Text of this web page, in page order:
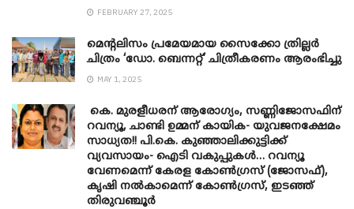
FEBRUARY 27, 2025
മെന്‍റലിസം പ്രമേയമായ സൈക്കോ ത്രില്ലർ
ചിത്രം ‘ഡോ. ബെന്നറ്റ്’ ചിത്രീകരണം ആരംഭിച്ചു
MAY 1, 2025
കെ. മുരളീധരന് ആരോഗ്യം, സണ്ണിജോസഫിന്
റവന്യൂ, ചാണ്ടി ഉമ്മന് കായിക- യുവജനക്ഷേമം
സാധ്യത!! പി.കെ. കുഞ്ഞാലിക്കുട്ടിക്ക്
വ്യവസായം- ഐടി വകുപ്പുകൾ… റവന്യൂ
വേണമെന്ന് കേരള കോൺഗ്രസ് (ജോസഫ്),
കൃഷി നൽകാമെന്ന് കോൺഗ്രസ്, ഇടഞ്ഞ്
തിരുവഞ്ചൂർ